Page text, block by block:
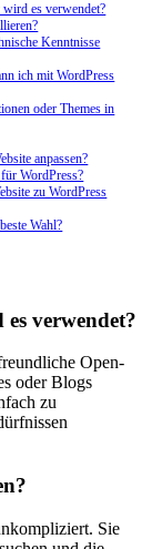
es verwendet?
Kenntnisse
ich mit WordPress
oder Themes in
anpassen?
WordPress?
zu WordPress
Wahl?
verwendet?
Open-
oder Blogs
zu
Sie